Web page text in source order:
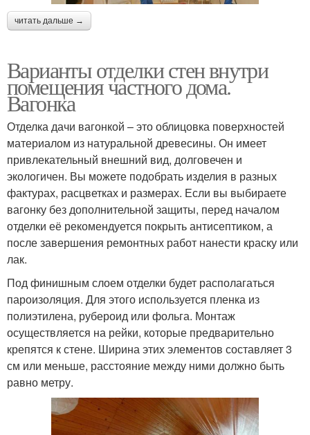
читать дальше →
Варианты отделки стен внутри
помещения частного дома.
Вагонка
Отделка дачи вагонкой – это облицовка поверхностей
материалом из натуральной древесины. Он имеет
привлекательный внешний вид, долговечен и
экологичен. Вы можете подобрать изделия в разных
фактурах, расцветках и размерах. Если вы выбираете
вагонку без дополнительной защиты, перед началом
отделки её рекомендуется покрыть антисептиком, а
после завершения ремонтных работ нанести краску или
лак.
Под финишным слоем отделки будет располагаться
пароизоляция. Для этого используется пленка из
полиэтилена, рубероид или фольга. Монтаж
осуществляется на рейки, которые предварительно
крепятся к стене. Ширина этих элементов составляет 3
см или меньше, расстояние между ними должно быть
равно метру.